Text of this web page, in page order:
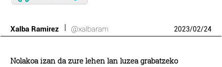
Xalba Ramirez @xalbaram 2023/02/24
Nolakoa izan da zure lehen lan luzea grabatzeko